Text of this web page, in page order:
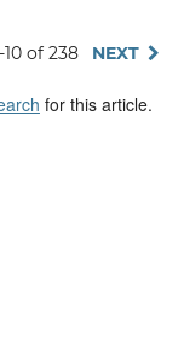
10 of 238 NEXT
for this article.